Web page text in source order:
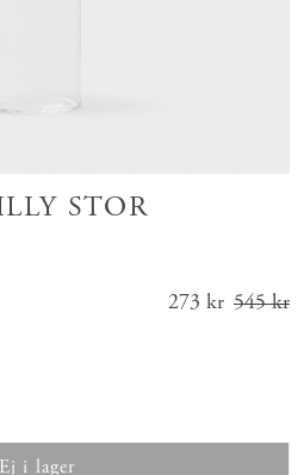
STOR
Nuvarande
273 kr 545 kr
Ej i lager